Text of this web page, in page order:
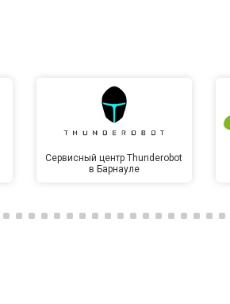
Сервисный центр Thunderobot
в Барнауле